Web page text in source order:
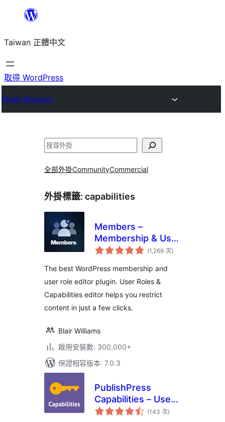
主
要
內
Taiwan 正體中文
取得 WordPress
Plugin Directory
搜
全部外掛CommunityCommercial
外掛標籤: capabilities
Members –
Membership & User
Role Editor Plugin
(1,269 次評
分)
The best WordPress membership and
user role editor plugin. User Roles &
Capabilities editor helps you restrict
content in just a few clicks.
Blair Williams
啟用安裝數: 300,000+
保證相容版本: 7.0.3
PublishPress
Capabilities – User
Role Editor, Access
(143 次評
分)